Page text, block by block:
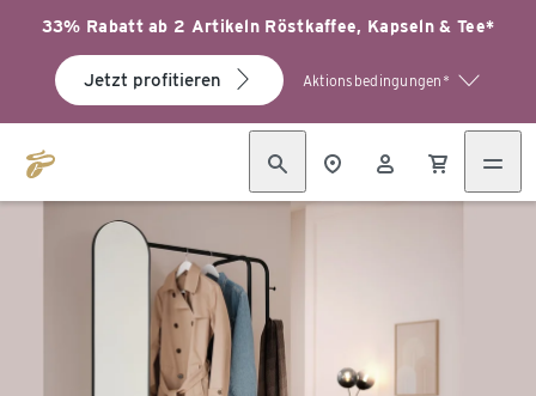
33% Rabatt ab 2 Artikeln Röstkaffee, Kapseln & Tee*
Jetzt profitieren Aktionsbedingungen*